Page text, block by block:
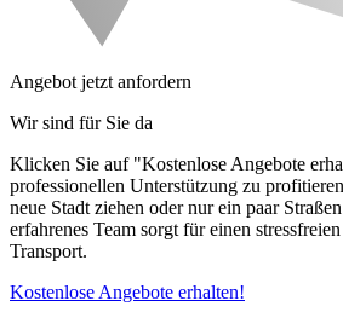
Angebot jetzt anfordern
Wir sind für Sie da
Klicken Sie auf "Kostenlose Angebote
professionellen Unterstützung zu
neue Stadt ziehen oder nur ein paar
erfahrenes Team sorgt für einen
Transport.
Kostenlose Angebote erhalten!